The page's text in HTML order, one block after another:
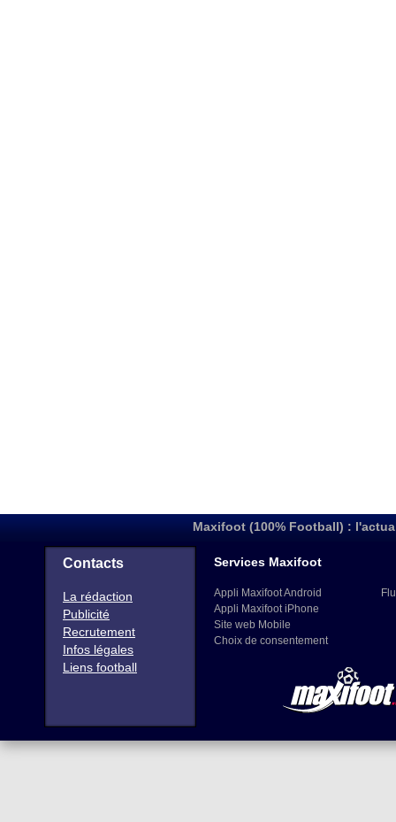
Maxifoot (100% Football) :
Contacts
La rédaction
Publicité
Recrutement
Infos légales
Liens football
Services Maxifoot
Appli Maxifoot Android
Appli Maxifoot iPhone
Site web Mobile
Choix de consentement